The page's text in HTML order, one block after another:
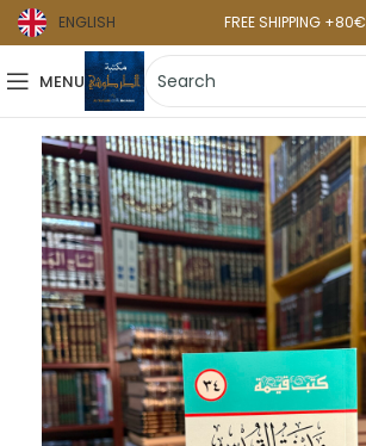
ENGLISH FREE SHIPPING +80€
MENU